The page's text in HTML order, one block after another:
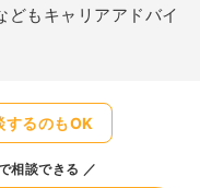
どもキャリアアドバイ
するのもOK
相談できる